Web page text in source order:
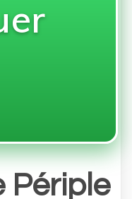
Périple